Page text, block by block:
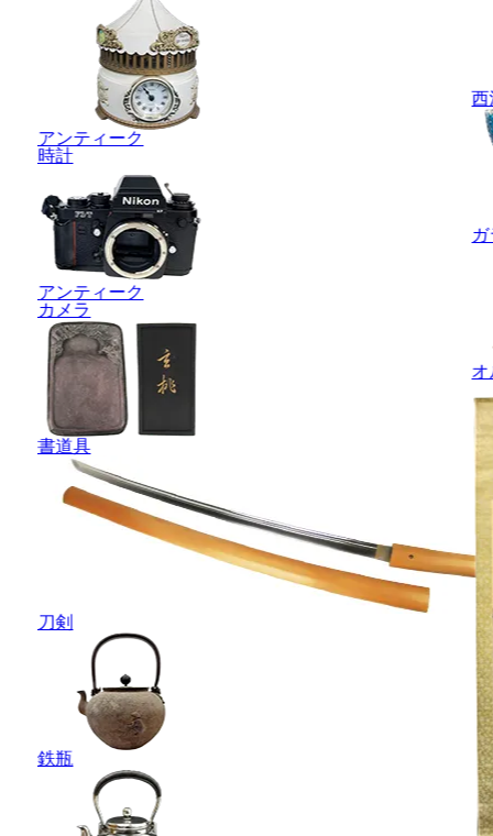
アンティーク
時計
アンティーク
カメラ
書道具
刀剣
鉄瓶
西
オ